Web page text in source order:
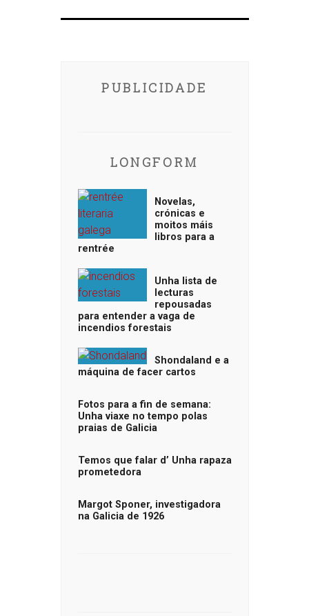
PUBLICIDADE
LONGFORM
Novelas,
crónicas e
moitos máis
libros para a
rentrée
Unha lista de
lecturas
repousadas
para entender a vaga de
incendios forestais
Shondaland e a
máquina de facer cartos
Fotos para a fin de semana:
Unha viaxe no tempo polas
praias de Galicia
Temos que falar d’ Unha rapaza
prometedora
Margot Sponer, investigadora
na Galicia de 1926